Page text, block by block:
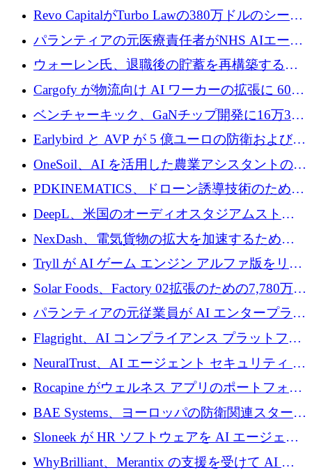
で成長を促進
Revo CapitalがTurbo Lawの380万ドルのシード
ラウンドを主導し、訴訟プラットフォームを
パランティアの元医療責任者がNHS AIエージ
ェントの立ち上げに1,000万ポンドを調達
ウォーレン氏、退職後の貯蓄を再構築するた
めに1,000万ユーロを調達
Cargofy が物流向け AI ワーカーの拡張に 600
万ドルを獲得
ベンチャーキック、GaNチップ開発に16万3千
ユーロでMinisaを支援
Earlybird と AVP が 5 億ユーロの防衛および二
重用途の成長基金である E2D を立ち上げる
OneSoil、AI を活用した農業アシスタントの拡
大に​​ 100 万ユーロを確保
PDKINEMATICS、ドローン誘導技術のために
200 万ユーロを調達
DeepL、米国のオーディオスタジアムストリ
ーミング事業Mixhaloを買収
NexDash、電気貨物の拡大を加速するために
EIT Urban Mobilityから250万ユーロを確保
Tryll が AI ゲーム エンジン アルファ版をリリ
ースし、60 万ドルのプレシード資金を確保
Solar Foods、Factory 02拡張のための7,780万ユ
ーロの資金調達パッケージを獲得
パランティアの元従業員が AI エンタープライ
ズ スタートアップの Conduct に 6,000 万ドル
を調達
Flagright、AI コンプライアンス プラットフォ
ームを拡張するためにシリーズ A で 1,250 万
ドルを確保
NeuralTrust、AI エージェント セキュリティ プ
ラットフォームの拡張に 2,000 万ドルを調達
Rocapine がウェルネス アプリのポートフォリ
オを拡大するためにシリーズ A で 1,300 万ド
ルを調達
BAE Systems、ヨーロッパの防衛関連スタート
アップの規模拡大を支援するために 5,000 万
ユーロの支援を開始
Sloneek が HR ソフトウェアを AI エージェン
トに変えるために 600 万ドルを調達
WhyBrilliant、Merantix の支援を受けて AI 求